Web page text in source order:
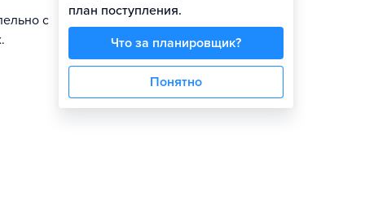
с
план поступления.
Что за планировщик?
Понятно